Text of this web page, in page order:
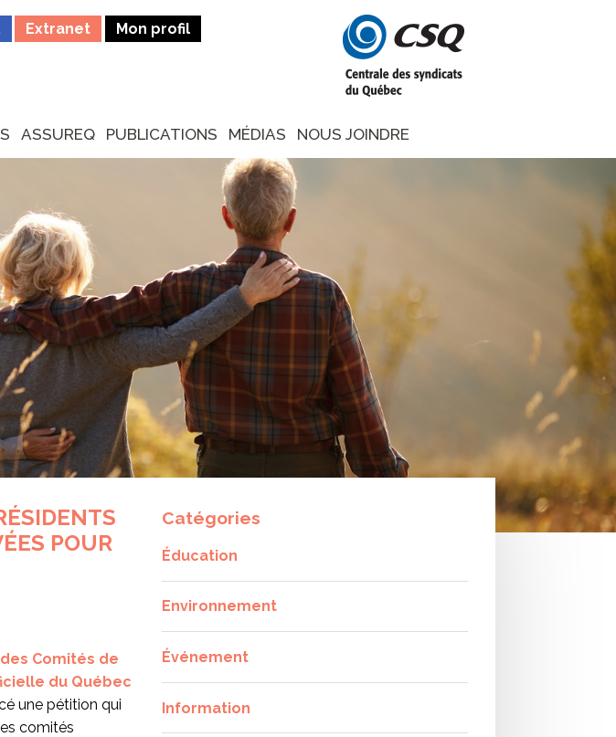
Extranet Mon profil
ASSUREQ PUBLICATIONS MÉDIAS NOUS JOINDRE
POUR
Comités de
du Québec
une pétition qui
comités
Catégories
Éducation
Environnement
Événement
Information